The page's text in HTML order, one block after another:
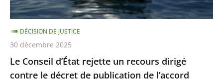
le
décret
de
publication
de
l’accord
Le Conseil d’État rejette un recours dirigé
contre le décret de publication de l’accord
DÉCISION DE JUSTICE
30 décembre 2025